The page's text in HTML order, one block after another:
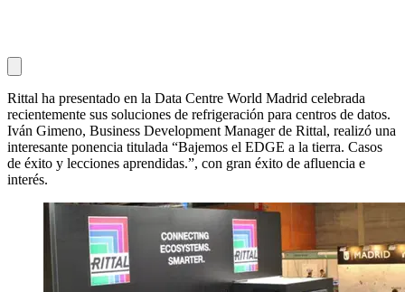
Rittal ha presentado en la Data Centre World Madrid celebrada
recientemente sus soluciones de refrigeración para centros de datos.
Iván Gimeno, Business Development Manager de Rittal, realizó una
interesante ponencia titulada “Bajemos el EDGE a la tierra. Casos
de éxito y lecciones aprendidas.”, con gran éxito de afluencia e
interés.